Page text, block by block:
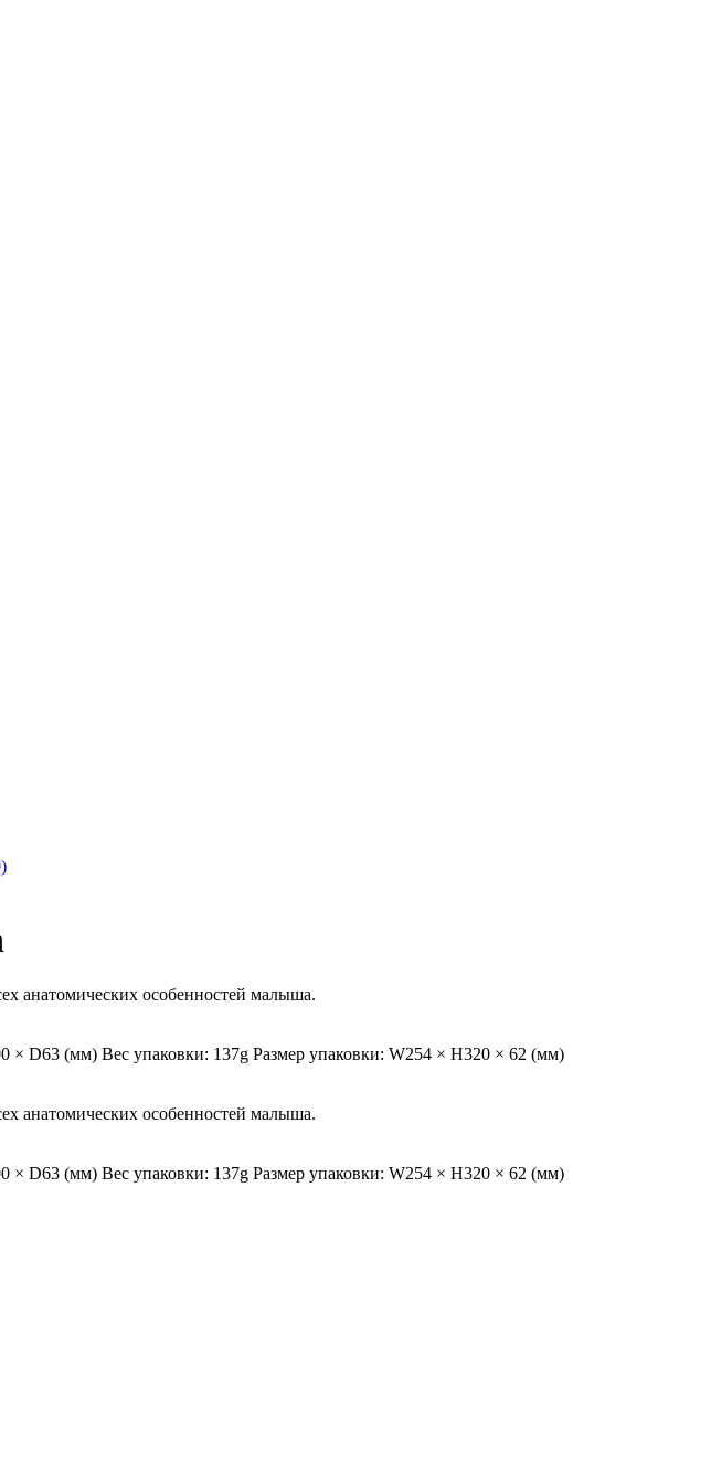
анатомических особенностей малыша.
× D63 (мм) Вес упаковки: 137g Размер упаковки: W254 × H320 × 62 (мм)
анатомических особенностей малыша.
× D63 (мм) Вес упаковки: 137g Размер упаковки: W254 × H320 × 62 (мм)